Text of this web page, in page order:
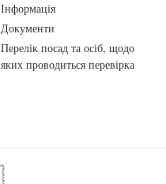
Інформація
Документи
Перелік посад та осіб, щодо
яких проводиться перевірка